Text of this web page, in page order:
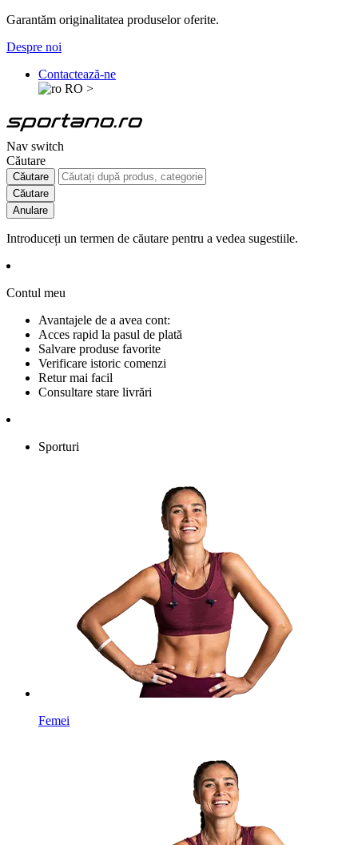
Garantăm originalitatea produselor oferite.
Despre noi
Contactează-ne
RO >
Nav switch
Căutare
Căutare
Căutare
Anulare
Introduceți un termen de căutare pentru a vedea sugestiile.
Contul meu
Avantajele de a avea cont:
Acces rapid la pasul de plată
Salvare produse favorite
Verificare istoric comenzi
Retur mai facil
Consultare stare livrări
Sporturi
Femei